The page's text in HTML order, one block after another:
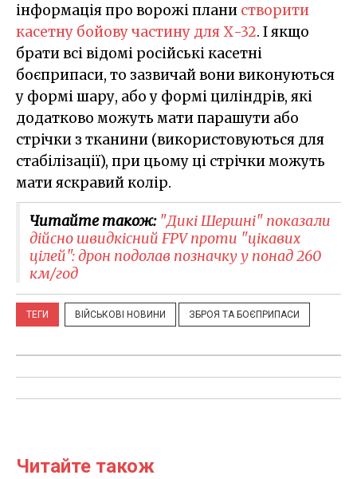
інформація про ворожі плани створити
касетну бойову частину для Х-32. І якщо
брати всі відомі російські касетні
боєприпаси, то зазвичай вони виконуються
у формі шару, або у формі циліндрів, які
додатково можуть мати парашути або
стрічки з тканини (використовуються для
стабілізації), при цьому ці стрічки можуть
мати яскравий колір.
Читайте також: "Дикі Шершні" показали
дійсно швидкісний FPV проти "цікавих
цілей": дрон подолав позначку у понад 260
км/год
ТЕГИ ВІЙСЬКОВІ НОВИНИ ЗБРОЯ ТА БОЄПРИПАСИ
Читайте також